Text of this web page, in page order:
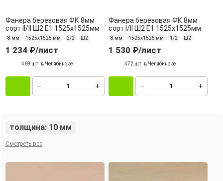
Фанера березовая ФК 8мм
сорт II/II Ш2 Е1 1525х1525мм
8 мм 1525х1525 мм 2/2 Ш2
1 234 ₽/лист
469 шт. в Челябинске
Фанера березовая ФК 8мм
сорт I/II Ш2 Е1 1525х1525мм
8 мм 1525х1525 мм 1/2 Ш2
1 530 ₽/лист
472 шт. в Челябинске
толщина: 10 мм
Смотреть все